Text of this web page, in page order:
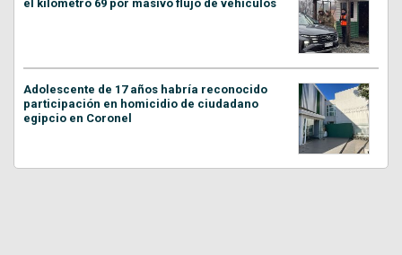
el kilómetro 69 por masivo flujo de vehículos
Adolescente de 17 años habría reconocido
participación en homicidio de ciudadano
egipcio en Coronel